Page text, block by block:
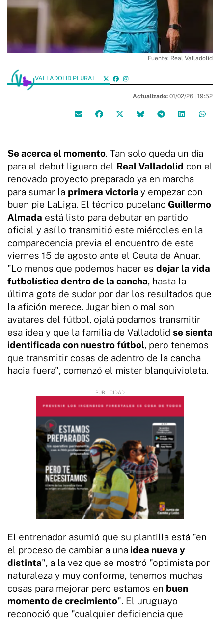
Fuente: Real Valladolid
VALLADOLID PLURAL
Actualizado: 01/02/26 | 19:52
Se acerca el momento. Tan solo queda un día
para el debut liguero del Real Valladolid con el
renovado proyecto preparado ya en marcha
para sumar la primera victoria y empezar con
buen pie LaLiga. El técnico pucelano Guillermo
Almada está listo para debutar en partido
oficial y así lo transmitió este miércoles en la
comparecencia previa el encuentro de este
viernes 15 de agosto ante el Ceuta de Anuar.
"Lo menos que podemos hacer es dejar la vida
futbolística dentro de la cancha, hasta la
última gota de sudor por dar los resultados que
la afición merece. Jugar bien o mal son
avatares del fútbol, ojalá podamos transmitir
esa idea y que la familia de Valladolid se sienta
identificada con nuestro fútbol, pero tenemos
que transmitir cosas de adentro de la cancha
hacia fuera", comenzó el míster blanquivioleta.
El entrenador asumió que su plantilla está "en
el proceso de cambiar a una idea nueva y
distinta", a la vez que se mostró "optimista por
naturaleza y muy conforme, tenemos muchas
cosas para mejorar pero estamos en buen
momento de crecimiento". El uruguayo
reconoció que "cualquier deficiencia que